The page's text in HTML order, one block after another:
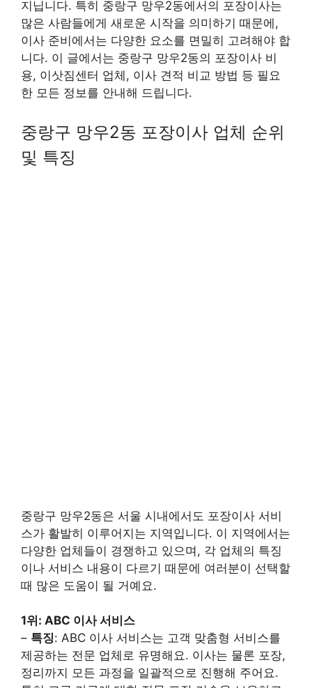
지닙니다. 특히 중랑구 망우2동에서의 포장이사는
많은 사람들에게 새로운 시작을 의미하기 때문에,
이사 준비에서는 다양한 요소를 면밀히 고려해야 합
니다. 이 글에서는 중랑구 망우2동의 포장이사 비
용, 이삿짐센터 업체, 이사 견적 비교 방법 등 필요
한 모든 정보를 안내해 드립니다.
중랑구 망우2동 포장이사 업체 순위
및 특징
중랑구 망우2동은 서울 시내에서도 포장이사 서비
스가 활발히 이루어지는 지역입니다. 이 지역에서는
다양한 업체들이 경쟁하고 있으며, 각 업체의 특징
이나 서비스 내용이 다르기 때문에 여러분이 선택할
때 많은 도움이 될 거예요.
1위: ABC 이사 서비스
– 특징: ABC 이사 서비스는 고객 맞춤형 서비스를
제공하는 전문 업체로 유명해요. 이사는 물론 포장,
정리까지 모든 과정을 일괄적으로 진행해 주어요.